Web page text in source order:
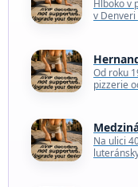
Hlboko v
v
Od roku
pizzerie
Na ulici